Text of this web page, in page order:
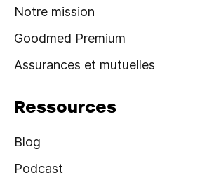
Notre mission
Goodmed Premium
Assurances et mutuelles
Ressources
Blog
Podcast